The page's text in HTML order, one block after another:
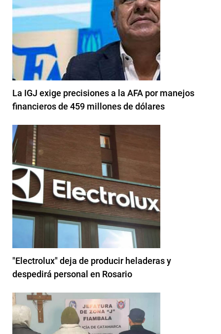
La IGJ exige precisiones a la AFA por manejos
financieros de 459 millones de dólares
"Electrolux" deja de producir heladeras y
despedirá personal en Rosario